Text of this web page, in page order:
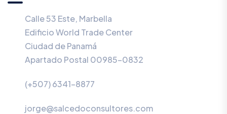
Calle 53 Este, Marbella
Edificio World Trade Center
Ciudad de Panamá
Apartado Postal 00985-0832
(+507) 6341-8877
jorge@salcedoconsultores.com